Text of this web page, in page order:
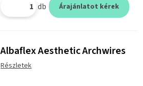
db Árajánlatot kérek
Albaflex Aesthetic Archwires
Részletek